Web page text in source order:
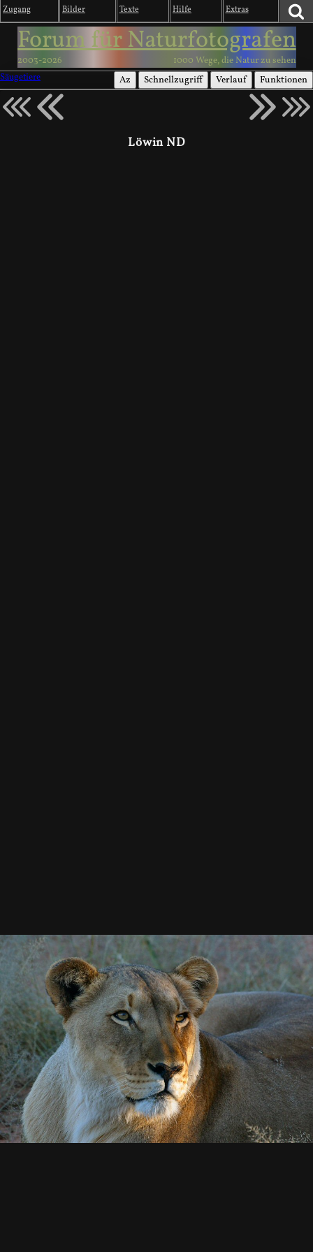
Zugang Bilder Texte Hilfe Extras
Forum für Naturfotografen
2003-2026
1000 Wege, die Natur zu sehen
Säugetiere
Az Schnellzugriff Verlauf Funktionen
Löwin ND